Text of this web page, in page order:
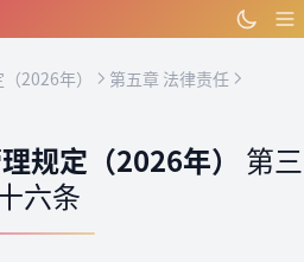
2026年）
第五章 法律责任
规定（2026年） 第三
六条